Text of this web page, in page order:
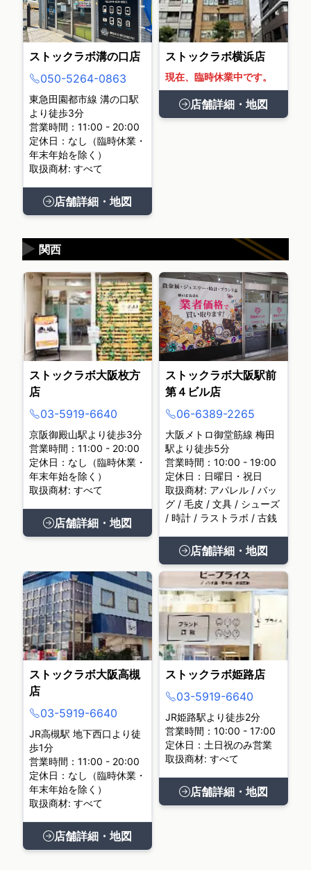
ストックラボ溝の口店
050-5264-0863
東急田園都市線 溝の口駅
より徒歩3分
営業時間：11:00 - 20:00
定休日：なし（臨時休業・
年末年始を除く）
取扱商材: すべて
店舗詳細・地図
ストックラボ横浜店
現在、臨時休業中です。
店舗詳細・地図
関西
▶
ストックラボ大阪枚方
店
03-5919-6640
京阪御殿山駅より徒歩3分
営業時間：11:00 - 20:00
定休日：なし（臨時休業・
年末年始を除く）
取扱商材: すべて
店舗詳細・地図
ストックラボ大阪駅前
第４ビル店
06-6389-2265
大阪メトロ御堂筋線 梅田
駅より徒歩5分
営業時間：10:00 - 19:00
定休日：日曜日・祝日
取扱商材: アパレル / バッ
グ / 毛皮 / 文具 / シューズ
/ 時計 / ラストラボ / 古銭
店舗詳細・地図
ストックラボ大阪高槻
店
03-5919-6640
JR高槻駅 地下西口より徒
歩1分
営業時間：11:00 - 20:00
定休日：なし（臨時休業・
年末年始を除く）
取扱商材: すべて
店舗詳細・地図
ストックラボ姫路店
03-5919-6640
JR姫路駅より徒歩2分
営業時間：10:00 - 17:00
定休日：土日祝のみ営業
取扱商材: すべて
店舗詳細・地図